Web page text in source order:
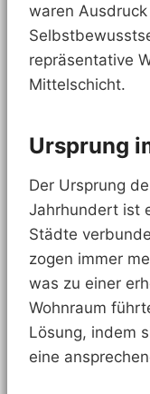
waren
repräsentative
Mittelschicht.
Ursprung
Der Ursprung
Jahrhundert ist
Städte
zogen immer
was zu einer
Wohnraum
Lösung, indem
eine